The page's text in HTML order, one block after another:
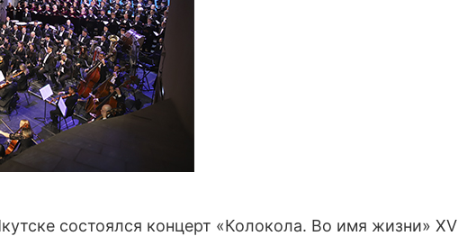
состоялся концерт «Колокола. Во имя жизни» XV